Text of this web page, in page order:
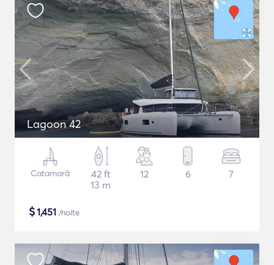
Lagoon 42
Catamarã
42 ft
13 m
12 6 7
$1,451 /noite